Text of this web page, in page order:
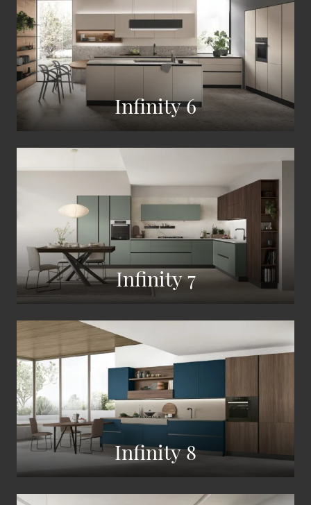
Infinity 6
Infinity 7
Infinity 8